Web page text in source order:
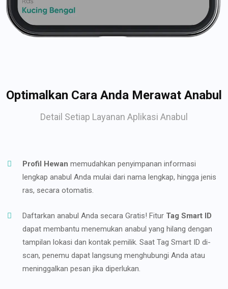
Optimalkan Cara Anda Merawat Anabul
Detail Setiap Layanan Aplikasi Anabul
Profil Hewan memudahkan penyimpanan informasi
lengkap anabul Anda mulai dari nama lengkap, hingga jenis
ras, secara otomatis.
Daftarkan anabul Anda secara Gratis! Fitur Tag Smart ID
dapat membantu menemukan anabul yang hilang dengan
tampilan lokasi dan kontak pemilik. Saat Tag Smart ID di-
scan, penemu dapat langsung menghubungi Anda atau
meninggalkan pesan jika diperlukan.